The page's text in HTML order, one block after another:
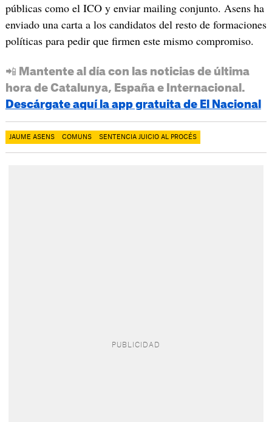
públicas como el ICO y enviar mailing conjunto. Asens ha
enviado una carta a los candidatos del resto de formaciones
políticas para pedir que firmen este mismo compromiso.
📲 Mantente al día con las noticias de última
hora de Catalunya, España e Internacional.
Descárgate aquí la app gratuita de El Nacional
JAUME ASENS COMUNS SENTENCIA JUICIO AL PROCÉS